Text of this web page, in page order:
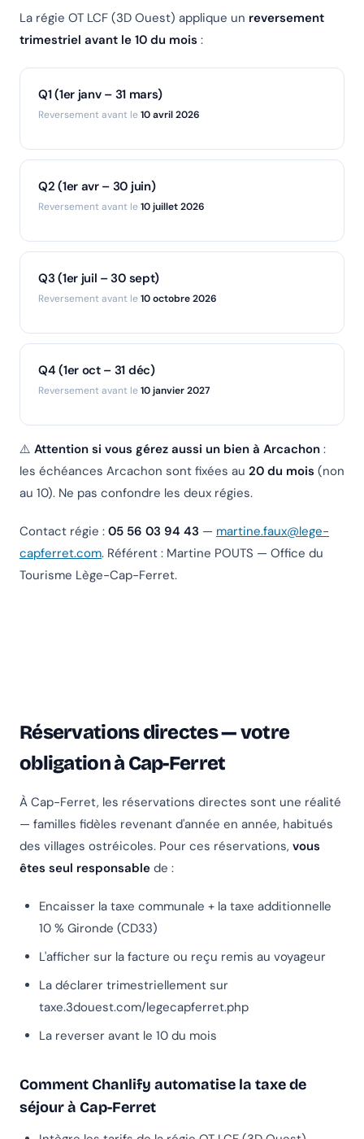
La régie OT LCF (3D Ouest) applique un reversement
trimestriel avant le 10 du mois :
Q1 (1er janv – 31 mars)
Reversement avant le10 avril 2026
Q2 (1er avr – 30 juin)
Reversement avant le10 juillet 2026
Q3 (1er juil – 30 sept)
Reversement avant le10 octobre 2026
Q4 (1er oct – 31 déc)
Reversement avant le10 janvier 2027
⚠️ Attention si vous gérez aussi un bien à Arcachon :
les échéances Arcachon sont fixées au 20 du mois (non
au 10). Ne pas confondre les deux régies.
Contact régie : 05 56 03 94 43 — martine.faux@lege-
capferret.com. Référent : Martine POUTS — Office du
Tourisme Lège-Cap-Ferret.
Réservations directes — votre
obligation à Cap-Ferret
À Cap-Ferret, les réservations directes sont une réalité
— familles fidèles revenant d'année en année, habitués
des villages ostréicoles. Pour ces réservations, vous
êtes seul responsable de :
Encaisser la taxe communale + la taxe additionnelle
10 % Gironde (CD33)
L'afficher sur la facture ou reçu remis au voyageur
La déclarer trimestriellement sur
taxe.3douest.com/legecapferret.php
La reverser avant le 10 du mois
Comment Chanlify automatise la taxe de
séjour à Cap-Ferret